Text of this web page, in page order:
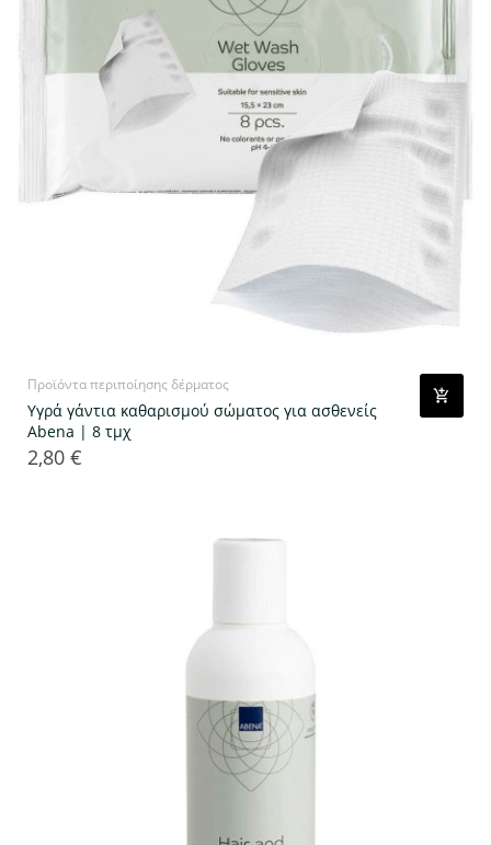
Προϊόντα περιποίησης δέρματος
Υγρά γάντια καθαρισμού σώματος για ασθενείς
Abena | 8 τμχ
Τιμή
2,80 €